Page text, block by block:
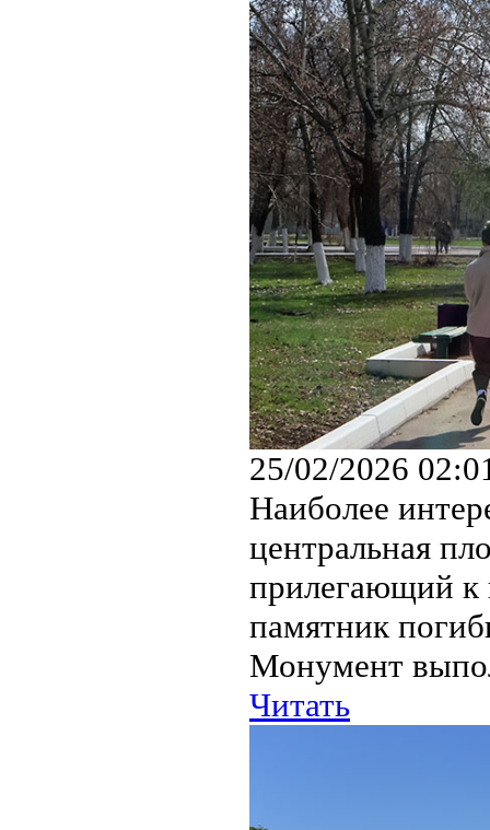
25/02/2026
Наиболее
центральная
прилегающий к
памятник
Монумент
Читать